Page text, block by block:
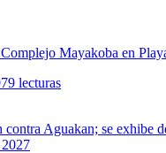
Mayakoba en
lecturas
contra Aguakan; se exhibe